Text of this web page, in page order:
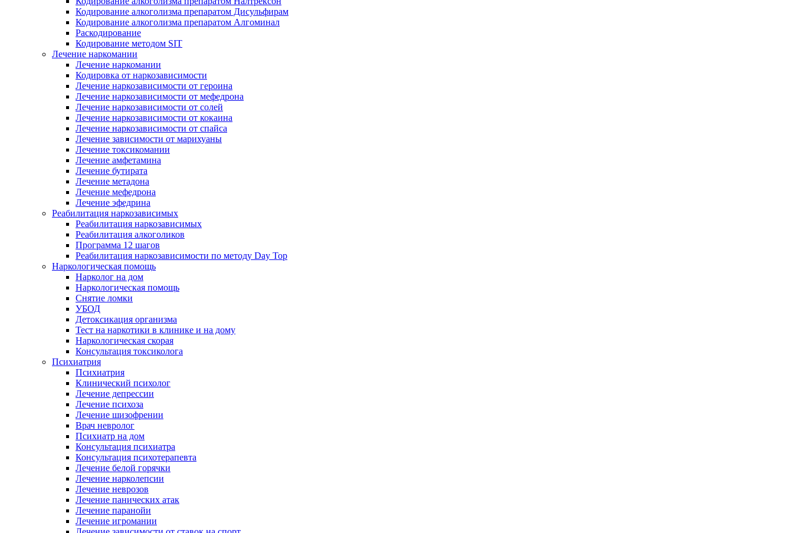
Кодирование алкоголизма препаратом Дисульфирам
Кодирование алкоголизма препаратом Алгоминал
Раскодирование
Кодирование методом SIT
Лечение наркомании
Лечение наркомании
Кодировка от наркозависимости
Лечение наркозависимости от героина
Лечение наркозависимости от мефедрона
Лечение наркозависимости от солей
Лечение наркозависимости от кокаина
Лечение наркозависимости от спайса
Лечение зависимости от марихуаны
Лечение токсикомании
Лечение амфетамина
Лечение бутирата
Лечение метадона
Лечение мефедрона
Лечение эфедрина
Реабилитация наркозависимых
Реабилитация наркозависимых
Реабилитация алкоголиков
Программа 12 шагов
Реабилитация наркозависимости по методу Day Top
Наркологическая помощь
Нарколог на дом
Наркологическая помощь
Снятие ломки
УБОД
Детоксикация организма
Тест на наркотики в клинике и на дому
Наркологическая скорая
Консультация токсиколога
Психиатрия
Психиатрия
Клинический психолог
Лечение депрессии
Лечение психоза
Лечение шизофрении
Врач невролог
Психиатр на дом
Консультация психиатра
Консультация психотерапевта
Лечение белой горячки
Лечение нарколепсии
Лечение неврозов
Лечение панических атак
Лечение паранойи
Лечение игромании